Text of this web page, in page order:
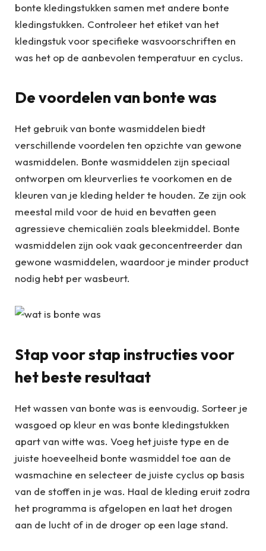
bonte kledingstukken samen met andere bonte
kledingstukken. Controleer het etiket van het
kledingstuk voor specifieke wasvoorschriften en
was het op de aanbevolen temperatuur en cyclus.
De voordelen van bonte was
Het gebruik van bonte wasmiddelen biedt
verschillende voordelen ten opzichte van gewone
wasmiddelen. Bonte wasmiddelen zijn speciaal
ontworpen om kleurverlies te voorkomen en de
kleuren van je kleding helder te houden. Ze zijn ook
meestal mild voor de huid en bevatten geen
agressieve chemicaliën zoals bleekmiddel. Bonte
wasmiddelen zijn ook vaak geconcentreerder dan
gewone wasmiddelen, waardoor je minder product
nodig hebt per wasbeurt.
Stap voor stap instructies voor
het beste resultaat
Het wassen van bonte was is eenvoudig. Sorteer je
wasgoed op kleur en was bonte kledingstukken
apart van witte was. Voeg het juiste type en de
juiste hoeveelheid bonte wasmiddel toe aan de
wasmachine en selecteer de juiste cyclus op basis
van de stoffen in je was. Haal de kleding eruit zodra
het programma is afgelopen en laat het drogen
aan de lucht of in de droger op een lage stand.